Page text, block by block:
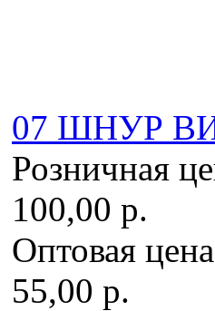
07 ШНУР
Розничная
100,00 р.
Оптовая цена
55,00 р.